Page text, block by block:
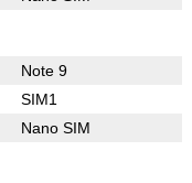
Note 9
SIM1
Nano SIM